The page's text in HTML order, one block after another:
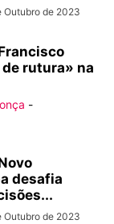
Outubro de 2023
rutura» na
-
desafia
Outubro de 2023